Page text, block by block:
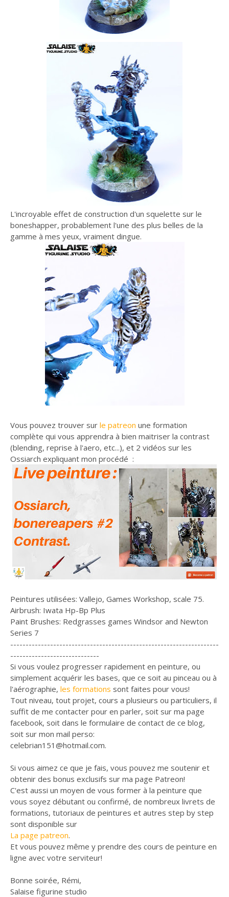
L'incroyable effet de construction d'un squelette sur le
boneshapper, probablement l'une des plus belles de la
gamme à mes yeux, vraiment dingue.
Vous pouvez trouver sur le patreon une formation
complète qui vous apprendra à bien maitriser la contrast
(blending, reprise à l'aero, etc...), et 2 vidéos sur les
Ossiarch expliquant mon procédé :
Peintures utilisées: Vallejo, Games Workshop, scale 75.
Airbrush: Iwata Hp-Bp Plus
Paint Brushes: Redgrasses games Windsor and Newton
Series 7
--------------------------------------------------------------------
-----------------------------
Si vous voulez progresser rapidement en peinture, ou
simplement acquérir les bases, que ce soit au pinceau ou à
l'aérographie, les formations sont faites pour vous!
Tout niveau, tout projet, cours a plusieurs ou particuliers, il
suffit de me contacter pour en parler, soit sur ma page
facebook, soit dans le formulaire de contact de ce blog,
soit sur mon mail perso:
celebrian151@hotmail.com.
Si vous aimez ce que je fais, vous pouvez me soutenir et
obtenir des bonus exclusifs sur ma page Patreon!
C'est aussi un moyen de vous former à la peinture que
vous soyez débutant ou confirmé, de nombreux livrets de
formations, tutoriaux de peintures et autres step by step
sont disponible sur
La page patreon.
Et vous pouvez même y prendre des cours de peinture en
ligne avec votre serviteur!
Bonne soirée, Rémi,
Salaise figurine studio